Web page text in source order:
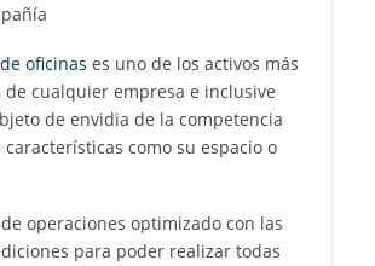
oficinas es uno de los activos más
cualquier empresa e inclusive
de envidia de la competencia
como su espacio o
operaciones optimizado con las
para poder realizar todas